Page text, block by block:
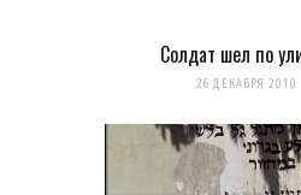
Сохранить моё имя,
Уведомить меня о
Уведомлять меня о
Солдат шел по
26 ДЕКАБРЯ 2010